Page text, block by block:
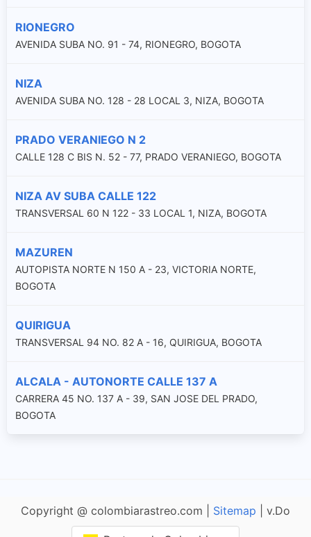
RIONEGRO
AVENIDA SUBA NO. 91 - 74, RIONEGRO, BOGOTA
NIZA
AVENIDA SUBA NO. 128 - 28 LOCAL 3, NIZA, BOGOTA
PRADO VERANIEGO N 2
CALLE 128 C BIS N. 52 - 77, PRADO VERANIEGO, BOGOTA
NIZA AV SUBA CALLE 122
TRANSVERSAL 60 N 122 - 33 LOCAL 1, NIZA, BOGOTA
MAZUREN
AUTOPISTA NORTE N 150 A - 23, VICTORIA NORTE,
BOGOTA
QUIRIGUA
TRANSVERSAL 94 NO. 82 A - 16, QUIRIGUA, BOGOTA
ALCALA - AUTONORTE CALLE 137 A
CARRERA 45 NO. 137 A - 39, SAN JOSE DEL PRADO,
BOGOTA
Copyright @ colombiarastreo.com | Sitemap | v.Do